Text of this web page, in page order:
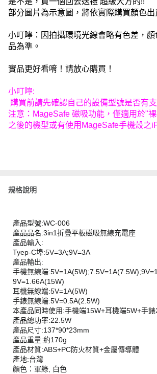
部分圖片為示意圖，將依實際購買顏色出
小叮嚀：因拍攝環境光線會略有色差，
品為準。
實品更好看唷！請放心購買！
小叮嚀:
購買前請先確認自己的設備型號是否有
注意：MageSafe 磁吸功能，僅適用於"
之後的機型或有使用MageSafe手機殼之
規格說明
產品型號:WC-006
產品品名:3in1折疊平板磁吸無線充電座
產品輸入:
Tyep-C埠:5V=3A;9V=3A
產品輸出:
手機無線端
9V=1.66A(15W)
耳機無線端:5V=1A(5W)
手錶無線端:5V=0.5A(2.5W)
本產品同時使用:手機端15W+耳機端5W+手
產品總功率:22.5W
產品尺寸:137*90*23mm
產品重量:約170g
產品材質:ABS+PC防火材質+金屬傳導體
產地:台灣
顏色：軍綠, 白色